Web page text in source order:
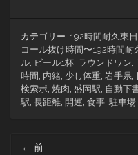
カテゴリー: 192時間耐久東
コール抜け時間〜192時間耐
ル ビール1杯 ラウンドワン
時間 内緒 少し体重 岩手県
検索ポ 焼肉 盛岡駅 自動下
駅 長距離 開運 食事 駐車場
← 前